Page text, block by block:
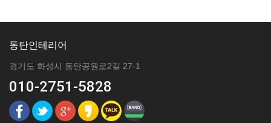
동탄인테리어
경기도 화성시 동탄공원로2길 27-1
010-2751-5828